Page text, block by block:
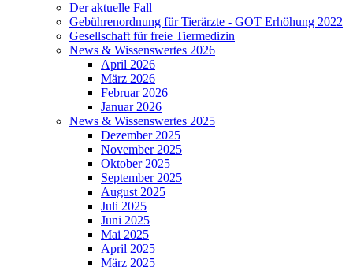
Der aktuelle Fall
Gebührenordnung für Tierärzte - GOT Erhöhung 2022
Gesellschaft für freie Tiermedizin
News & Wissenswertes 2026
April 2026
März 2026
Februar 2026
Januar 2026
News & Wissenswertes 2025
Dezember 2025
November 2025
Oktober 2025
September 2025
August 2025
Juli 2025
Juni 2025
Mai 2025
April 2025
März 2025